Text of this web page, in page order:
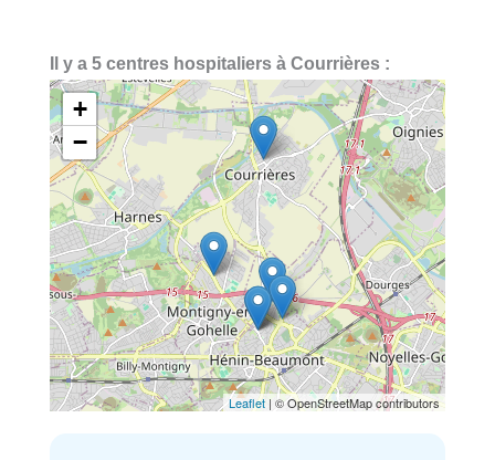
Il y a 5 centres hospitaliers à Courrières :
+
−
Leaflet | © OpenStreetMap contributors